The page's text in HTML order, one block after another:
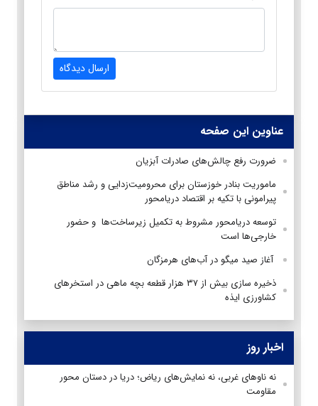
ارسال دیدگاه
عناوین این صفحه
ضرورت رفع چالش‌های صادرات آبزیان
ماموریت بنادر خوزستان برای محرومیت‌زدایی و رشد مناطق
پیرامونی با تکیه بر اقتصاد دریامحور
توسعه دریامحور مشروط به تکمیل زیرساخت‌ها و حضور
خارجی‌ها است
آغاز صید میگو در آب‌های هرمزگان
ذخیره سازی بیش از ۳۷ هزار قطعه بچه ماهی در استخرهای
کشاورزی ایذه
اخبار روز
نه ناوهای غربی، نه نمایش‌های ریاض؛ دریا در دستان محور
مقاومت